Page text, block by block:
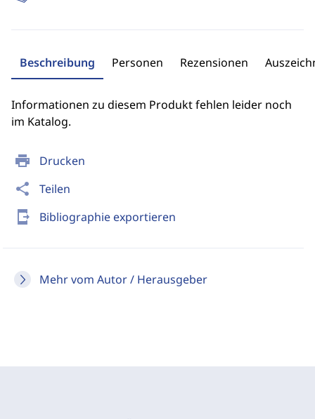
print Drucken
share Teilen
send_to_mobile Bibliographie exportieren
Mehr vom Autor / Herausgeber
Beschreibung Personen Rezensionen
Informationen zu diesem Produkt fehlen leider noch
im Katalog.